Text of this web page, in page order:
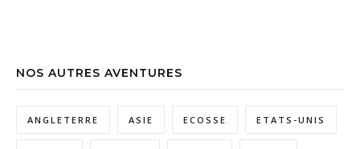
NOS AUTRES AVENTURES
ANGLETERRE ASIE ECOSSE ETATS-UNIS